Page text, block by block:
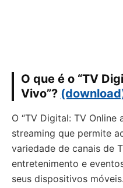
O que é o “TV
Vivo”?
O “TV Digital: TV
streaming que permite
variedade de canais de
entretenimento e
seus dispositivos móveis.